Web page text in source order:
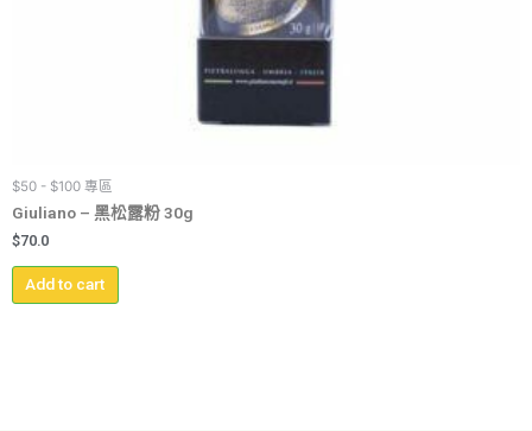
$50 - $100 專區
Giuliano – 黑松露粉 30g
$70.0
Add to cart